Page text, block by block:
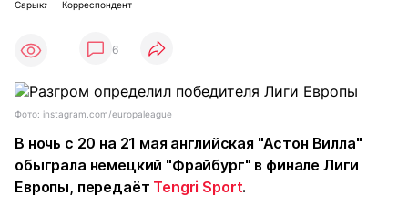
Корреспондент
6
Фото: instagram.com/europaleague
В ночь с 20 на 21 мая английская "Астон Вилла"
обыграла немецкий "Фрайбург" в финале Лиги
Европы, передаёт Tengri Sport.